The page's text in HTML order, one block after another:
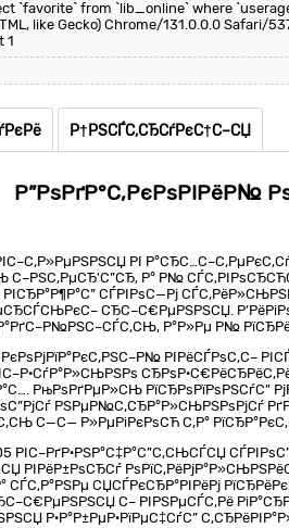
`favorite` from `lib_online` where
like Gecko) Chrome/131.0.0.0 Safari/
1
Р†РЅСЃС‚СЂСѓРєС†С–СЏ
Р”РѕРґР°С‚РєРѕРІРёР№
РІ
С–РЅС‚РµСЂ'С”СЂ, Р° Р№
РІСЂР°Р¶Р°С” СЃРІРѕС—Рј
СЂС–С€РµРЅРЅСЏ.
Р°Р»Рµ Р№
РІРёСЃРѕС‚С–
РњРѕРґРµР»СЊ РїСЂРѕРїРѕРЅСѓС”
РЅРµР№С‚СЂР°Р»СЊРЅРѕРјСѓ
С—С— Р»РµРіРєРѕСЋ С‚Р°
РІС–РґР·РЅР°С‡Р°С”С‚СЊСЃСЏ
РІРёР±РѕСЂСѓ
СЃС‚Р°РЅРµ СЏСЃРєСЂР°РІРёРј
С– РІРЅРµСЃС‚Рё
Р·Р°Р±РµР·РїРµС‡СѓС”